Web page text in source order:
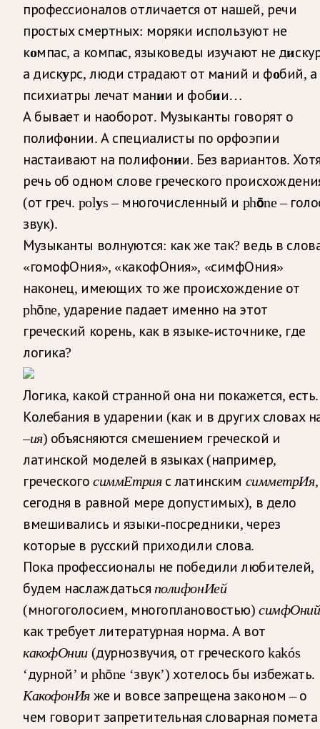
профессионалов отличается от нашей, речи
простых смертных: моряки используют не
компас, а компас, языковеды изучают не ди
а дискурс, люди страдают от маний и фобий, а
психиатры лечат мании и фобии…
А бывает и наоборот. Музыканты говорят о
полифонии. А специалисты по орфоэпии
настаивают на полифонии. Без вариантов.
речь об одном слове греческого
(от греч. polys – многочисленный и phōne –
звук).
Музыканты волнуются: как же так? ведь в
«гомофОния», «какофОния», «симфОния»
наконец, имеющих то же происхождение от
phōne, ударение падает именно на этот
греческий корень, как в языке-источнике, где
логика?
Логика, какой странной она ни покажется, есть.
Колебания в ударении (как и в других словах
–ия) объясняются смешением греческой и
латинской моделей в языках (например,
греческогосиммЕтрияс латинским симметрИя,
сегодня в равной мере допустимых), в дело
вмешивались и языки-посредники, через
которые в русский приходили слова.
Пока профессионалы не победили любителей,
будем наслаждаться полифонИей
(многоголосием, многоплановостью)симфОний
как требует литературная норма. А вот
какофОнии (дурнозвучия, от греческого kakós
‘дурной’ и phōne ‘звук’) хотелось бы избежать.
КакофонИя же и вовсе запрещена законом – о
чем говорит запретительная словарная помета